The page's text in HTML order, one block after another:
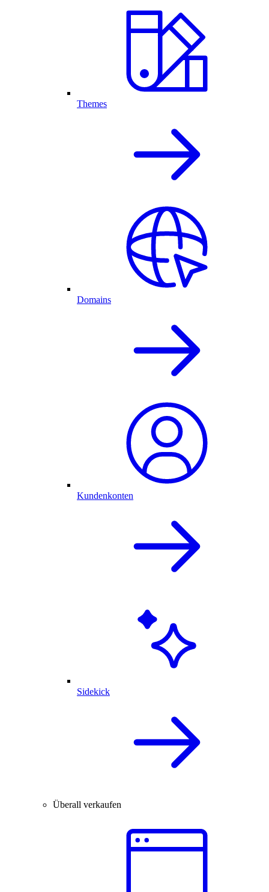
Themes
Domains
Kundenkonten
Sidekick
Überall verkaufen